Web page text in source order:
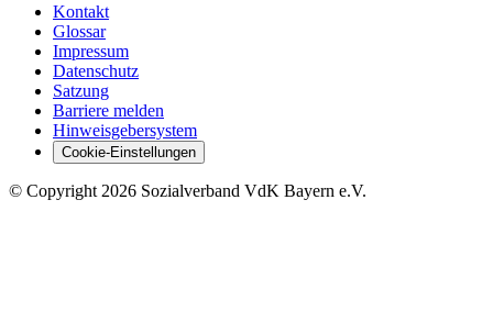
Kontakt
Glossar
Impressum
Datenschutz
Satzung
Barriere melden
Hinweisgebersystem
Cookie-Einstellungen
© Copyright 2026 Sozialverband VdK Bayern e.V.